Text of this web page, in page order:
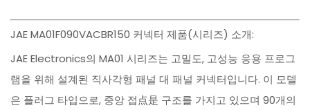
JAE MA01F090VACBR150 커넥터 제품(시리즈) 소개:
JAE Electronics의 MA01 시리즈는 고밀도, 고성능 응용 프로그
램을 위해 설계된 직사각형 패널 대 패널 커넥터입니다. 이 모델
은 플러그 타입으로, 중앙 접点是 구조를 가지고 있으며 90개의